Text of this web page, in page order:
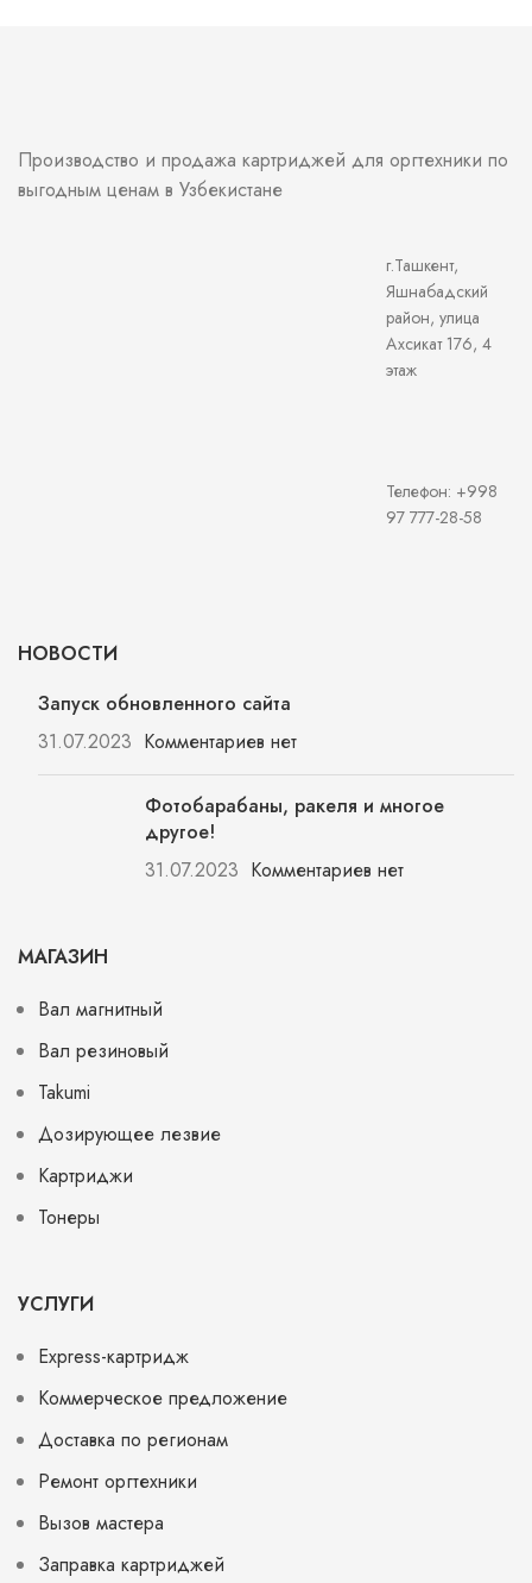
Производство и продажа картриджей для оргтехники по
выгодным ценам в Узбекистане
г.Ташкент,
Яшнабадский
район, улица
Ахсикат 176, 4
этаж
Телефон: +998
97 777-28-58
НОВОСТИ
Запуск обновленного сайта
31.07.2023 Комментариев нет
Фотобарабаны, ракеля и многое
другое!
31.07.2023 Комментариев нет
МАГАЗИН
Вал магнитный
Вал резиновый
Takumi
Дозирующее лезвие
Картриджи
Тонеры
УСЛУГИ
Express-картридж
Коммерческое предложение
Доставка по регионам
Ремонт оргтехники
Вызов мастера
Заправка картриджей